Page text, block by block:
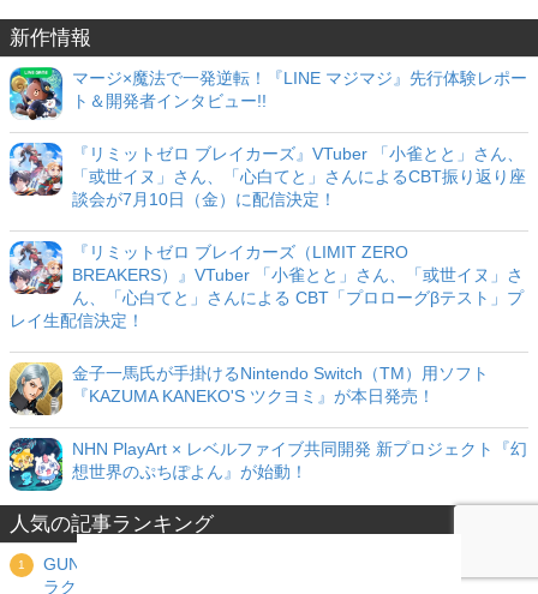
新作情報
マージ×魔法で一発逆転！『LINE マジマジ』先行体験レポー
ト＆開発者インタビュー!!
『リミットゼロ ブレイカーズ』VTuber 「小雀とと」さん、
「或世イヌ」さん、「心白てと」さんによるCBT振り返り座
談会が7月10日（金）に配信決定！
『リミットゼロ ブレイカーズ（LIMIT ZERO
BREAKERS）』VTuber 「小雀とと」さん、「或世イヌ」さ
ん、「心白てと」さんによる CBT「プロローグβテスト」プ
レイ生配信決定！
金子一馬氏が手掛けるNintendo Switch（TM）用ソフト
『KAZUMA KANEKO'S ツクヨミ』が本日発売！
NHN PlayArt × レベルファイブ共同開発 新プロジェクト『幻
想世界のぷちぽよん』が始動！
人気の記事ランキング
GUNPIE ADVENTURE【攻略】: 無課金でもできる！武器・キャ
ラクターの育成ガイド